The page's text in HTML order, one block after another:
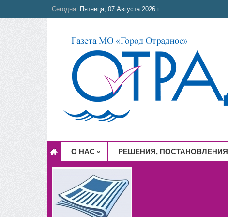
Сегодня: Пятница, 07 Августа 2026 г.
О НАС РЕШЕНИЯ, ПОСТАНОВЛЕНИЯ